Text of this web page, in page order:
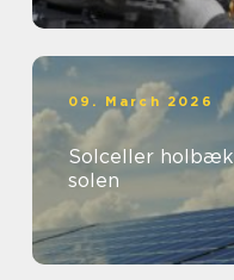
09. March 2026
Solceller holbæk sådan får du mest ud
solen